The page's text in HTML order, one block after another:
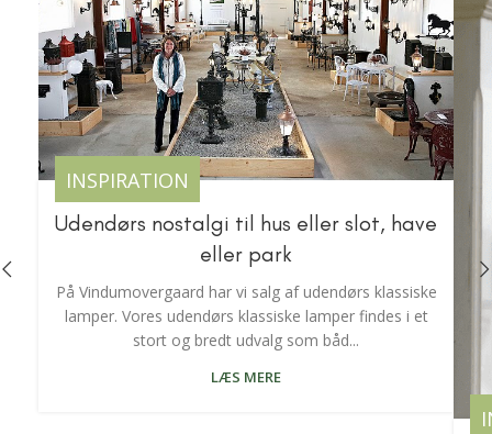
INSPIRATION
Udendørs nostalgi til hus eller slot, have
eller park
På Vindumovergaard har vi salg af udendørs klassiske
lamper. Vores udendørs klassiske lamper findes i et
stort og bredt udvalg som båd...
LÆS MERE